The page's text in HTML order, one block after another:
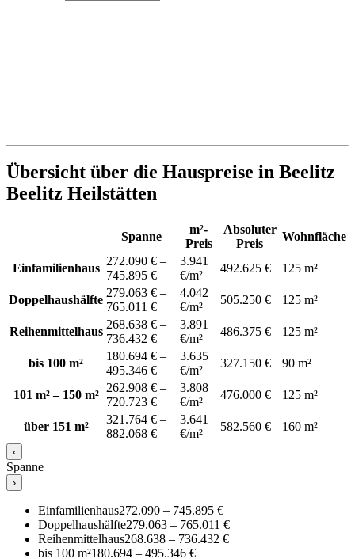
Übersicht über die Hauspreise in Beelitz
Beelitz Heilstätten
Spanne
m²-
Preis
Absoluter
Preis
Wohnfläche
Einfamilienhaus
272.090 € –
745.895 €
3.941
€/m²
492.625 € 125 m²
Doppelhaushälfte
279.063 € –
765.011 €
4.042
€/m²
505.250 € 125 m²
Reihenmittelhaus
268.638 € –
736.432 €
3.891
€/m²
486.375 € 125 m²
bis 100 m²
180.694 € –
495.346 €
3.635
€/m²
327.150 € 90 m²
101 m² – 150 m²
262.908 € –
720.723 €
3.808
€/m²
476.000 € 125 m²
über 151 m²
321.764 € –
882.068 €
3.641
€/m²
582.560 € 160 m²
‹
Spanne
›
Einfamilienhaus272.090 – 745.895 €
Doppelhaushälfte279.063 – 765.011 €
Reihenmittelhaus268.638 – 736.432 €
bis 100 m²180.694 – 495.346 €